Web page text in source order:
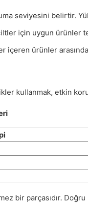
seviyesini belirtir.
için uygun ürünler
ürünler
kullanmak, etkin
bir parçasıdır.